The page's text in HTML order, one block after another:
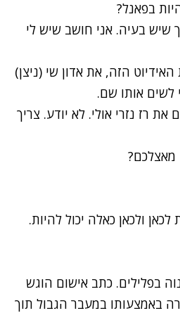
בפאנל?
שיש בעיה. אני חושב שיש לי
הזה, את אדון שי (ניצן)
לשים אותו שם.
רז נזרי אולי. לא יודע. צריך
מאצלכם?
לכאן ולכאן כאלה יכול להיות.
בפלילים. כתב אישום הוגש
באמצעותו במעבר הגבול תוך